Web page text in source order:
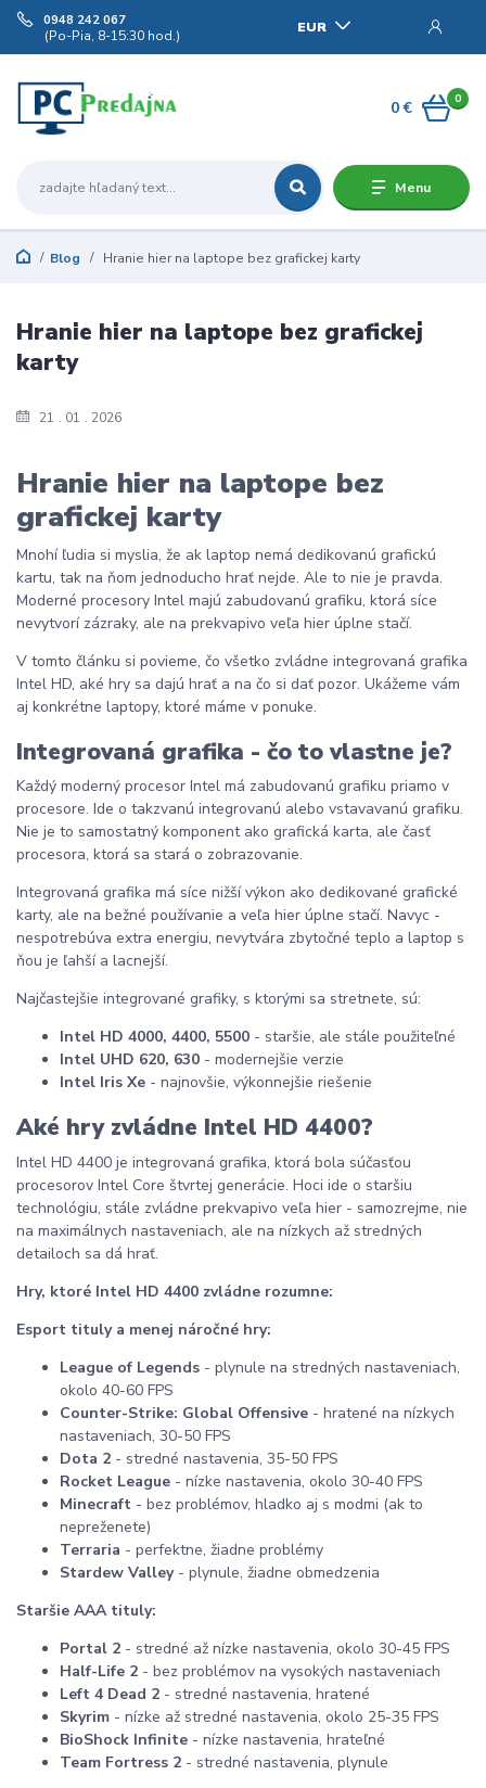
Menu
EUR
0948 242 067
(Po-Pia, 8-15:30 hod.)
0
0 €
Blog Hranie hier na laptope bez grafickej karty
21 01 2026
Hranie hier na laptope bez grafickej
karty
Hranie hier na laptope bez
grafickej karty
Mnohí ľudia si myslia, že ak laptop nemá dedikovanú grafickú
kartu, tak na ňom jednoducho hrať nejde. Ale to nie je pravda.
Moderné procesory Intel majú zabudovanú grafiku, ktorá síce
nevytvorí zázraky, ale na prekvapivo veľa hier úplne stačí.
V tomto článku si povieme, čo všetko zvládne integrovaná grafika
Intel HD, aké hry sa dajú hrať a na čo si dať pozor. Ukážeme vám
aj konkrétne laptopy, ktoré máme v ponuke.
Integrovaná grafika - čo to vlastne je?
Každý moderný procesor Intel má zabudovanú grafiku priamo v
procesore. Ide o takzvanú integrovanú alebo vstavavanú grafiku.
Nie je to samostatný komponent ako grafická karta, ale časť
procesora, ktorá sa stará o zobrazovanie.
Integrovaná grafika má síce nižší výkon ako dedikované grafické
karty, ale na bežné používanie a veľa hier úplne stačí. Navyc -
nespotrebúva extra energiu, nevytvára zbytočné teplo a laptop s
ňou je ľahší a lacnejší.
Najčastejšie integrované grafiky, s ktorými sa stretnete, sú:
Intel HD 4000, 4400, 5500 - staršie, ale stále použiteľné
Intel UHD 620, 630 - modernejšie verzie
Intel Iris Xe - najnovšie, výkonnejšie riešenie
Aké hry zvládne Intel HD 4400?
Intel HD 4400 je integrovaná grafika, ktorá bola súčasťou
procesorov Intel Core štvrtej generácie. Hoci ide o staršiu
technológiu, stále zvládne prekvapivo veľa hier - samozrejme, nie
na maximálnych nastaveniach, ale na nízkych až stredných
detailoch sa dá hrať.
Hry, ktoré Intel HD 4400 zvládne rozumne:
Esport tituly a menej náročné hry:
League of Legends - plynule na stredných nastaveniach,
okolo 40-60 FPS
Counter-Strike: Global Offensive - hratené na nízkych
nastaveniach, 30-50 FPS
Dota 2 - stredné nastavenia, 35-50 FPS
Rocket League - nízke nastavenia, okolo 30-40 FPS
Minecraft - bez problémov, hladko aj s modmi (ak to
nepreženete)
Terraria - perfektne, žiadne problémy
Stardew Valley- plynule, žiadne obmedzenia
Staršie AAA tituly:
Portal 2 - stredné až nízke nastavenia, okolo 30-45 FPS
Half-Life 2 - bez problémov na vysokých nastaveniach
Left 4 Dead 2 - stredné nastavenia, hratené
Skyrim - nízke až stredné nastavenia, okolo 25-35 FPS
BioShock Infinite - nízke nastavenia, hrateľné
Team Fortress 2 - stredné nastavenia, plynule